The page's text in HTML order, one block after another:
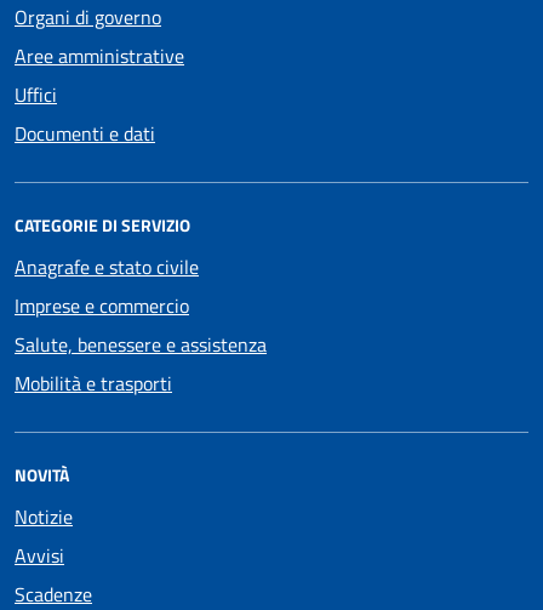
Organi di governo
Aree amministrative
Uffici
Documenti e dati
CATEGORIE DI SERVIZIO
Anagrafe e stato civile
Imprese e commercio
Salute, benessere e assistenza
Mobilità e trasporti
NOVITÀ
Notizie
Avvisi
Scadenze